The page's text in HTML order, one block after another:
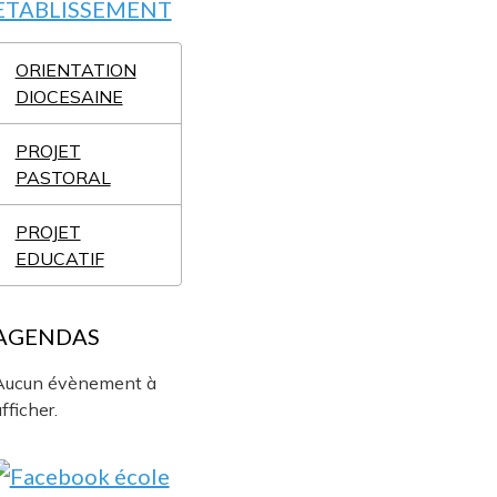
ORIENTATION
DIOCESAINE
PROJET
PASTORAL
PROJET
EDUCATIF
évènement à